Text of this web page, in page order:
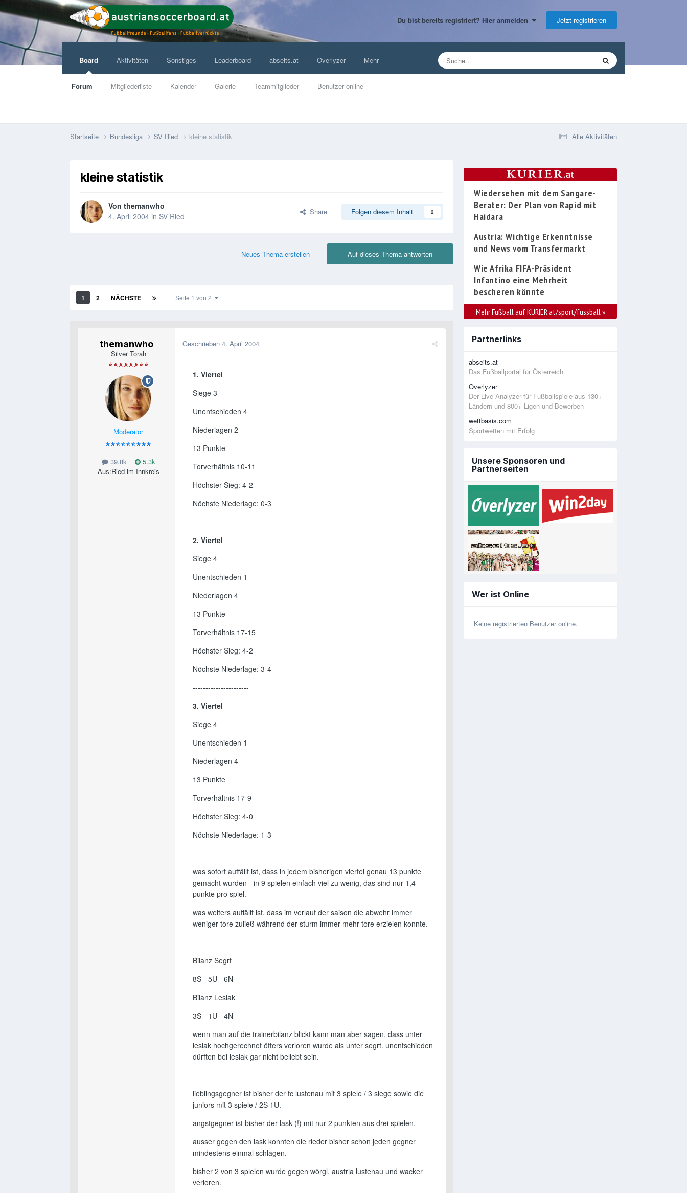
Du bist bereits registriert? Hier anmelden Jetzt registrieren
Board
Forum Mitgliederliste Kalender Galerie Teammitglieder Benutzer online
Aktivitäten Sonstiges Leaderboard abseits.at Overlyzer Mehr
Alle Aktivitäten
Startseite Bundesliga SV Ried kleine statistik
kleine statistik
Von themanwho
4. April 2004 in SV Ried Share Folgen diesem Inhalt 2
Auf dieses Thema antworten
Neues Thema erstellen
1 2 NÄCHSTE Seite 1 von 2
themanwho
Silver Torah
Moderator
39.8k
5.3k
Aus:Ried im Innkreis
Geschrieben 4. April 2004
1. Viertel
Siege 3
Unentschieden 4
Niederlagen 2
13 Punkte
Torverhältnis 10-11
Höchster Sieg: 4-2
Nöchste Niederlage: 0-3
----------------------
2. Viertel
Siege 4
Unentschieden 1
Niederlagen 4
13 Punkte
Torverhältnis 17-15
Höchster Sieg: 4-2
Nöchste Niederlage: 3-4
----------------------
3. Viertel
Siege 4
Unentschieden 1
Niederlagen 4
13 Punkte
Torverhältnis 17-9
Höchster Sieg: 4-0
Nöchste Niederlage: 1-3
----------------------
was sofort auffällt ist, dass in jedem bisherigen viertel genau 13 punkte
gemacht wurden - in 9 spielen einfach viel zu wenig, das sind nur 1,4
punkte pro spiel.
was weiters auffällt ist, dass im verlauf der saison die abwehr immer
weniger tore zuließ während der sturm immer mehr tore erzielen konnte.
-------------------------
Bilanz Segrt
8S - 5U - 6N
Bilanz Lesiak
3S - 1U - 4N
wenn man auf die trainerbilanz blickt kann man aber sagen, dass unter
lesiak hochgerechnet öfters verloren wurde als unter segrt. unentschieden
dürften bei lesiak gar nicht beliebt sein.
------------------------
lieblingsgegner ist bisher der fc lustenau mit 3 spiele / 3 siege sowie die
juniors mit 3 spiele / 2S 1U.
angstgegner ist bisher der lask (!) mit nur 2 punkten aus drei spielen.
ausser gegen den lask konnten die rieder bisher schon jeden gegner
mindestens einmal schlagen.
bisher 2 von 3 spielen wurde gegen wörgl, austria lustenau und wacker
verloren.
Wiedersehen mit dem Sangare-
Berater: Der Plan von Rapid mit
Haidara
Austria: Wichtige Erkenntnisse
und News vom Transfermarkt
Wie Afrika FIFA-Präsident
Infantino eine Mehrheit
bescheren könnte
Mehr Fußball auf KURIER.at/sport/fussball »
Partnerlinks
abseits.at
Das Fußballportal für Österreich
Overlyzer
Der Live-Analyzer für Fußballspiele aus 130+
Ländern und 800+ Ligen und Bewerben
wettbasis.com
Sportwetten mit Erfolg
Unsere Sponsoren und
Partnerseiten
Wer ist Online
Keine registrierten Benutzer online.